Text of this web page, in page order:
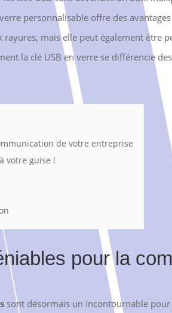
personnalisable offre des
mais elle peut également être
la clé USB en verre se différencie
de votre entreprise
votre guise !
pour la
sont désormais un incontournable